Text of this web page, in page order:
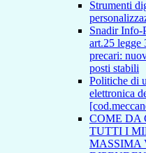
Strumenti
Snadir Info-
art.25 legge
precari:
posti stabili
Politiche di
elettronica
COME DA
TUTTI I
MASSIMA